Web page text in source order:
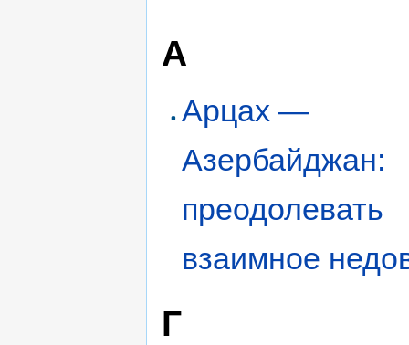
А
Арцах —
Азербайджан:
преодолевать
взаимное
Г